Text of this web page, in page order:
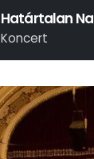
Határtalan
Koncert